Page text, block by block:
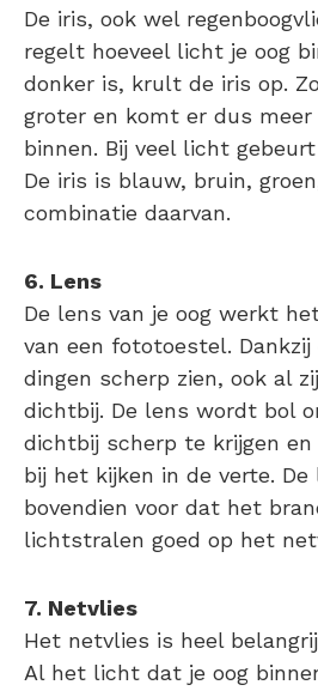
De iris, ook wel
regelt hoeveel licht je oog
donker is, krult de iris op.
groter en komt er dus
binnen. Bij veel licht
De iris is blauw, bruin,
combinatie daarvan.
6. Lens
De lens van je oog werkt
van een fototoestel.
dingen scherp zien, ook al
dichtbij. De lens wordt bol
dichtbij scherp te krijgen
bij het kijken in de verte.
bovendien voor dat het
lichtstralen goed op het
7. Netvlies
Het netvlies is heel
Al het licht dat je oog